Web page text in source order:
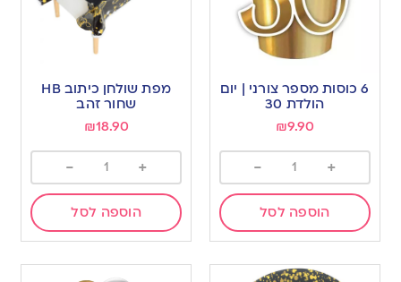
6 כוסות מספר צורני | יום
הולדת 30
₪9.90
+
-
הוספה לסל
מפת שולחן כיתוב HB
שחור זהב
₪18.90
+
-
הוספה לסל